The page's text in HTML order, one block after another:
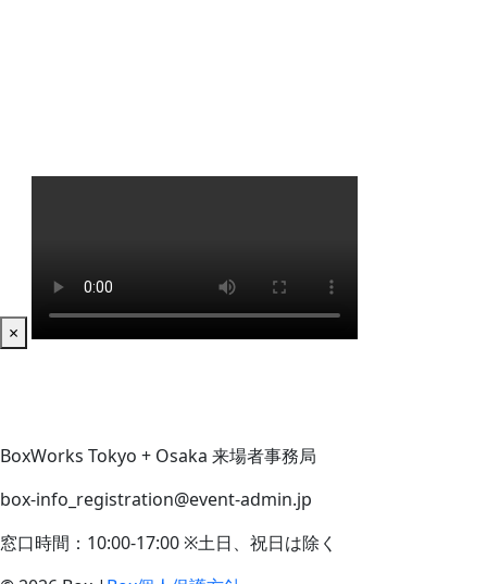
BoxWorks Tokyo + Osaka 来場者事務局
box-info_registration@event-admin.jp
窓口時間：10:00-17:00 ※土日、祝日は除く
×